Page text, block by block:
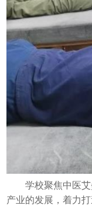
学校聚焦中医艾
产业的发展，着力